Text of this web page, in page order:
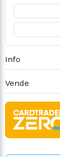
Info
Vende